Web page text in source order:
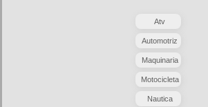
Atv
Automotriz
Maquinaria
Motocicleta
Nautica